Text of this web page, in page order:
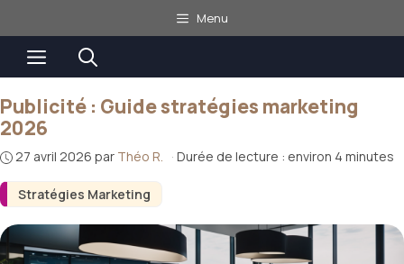
au
contenu
Menu
Menu
Stratégies Marketing
Publicité : Guide stratégies marketing
2026
27 avril 2026 par Théo R. · Durée de lecture : environ 4 minutes